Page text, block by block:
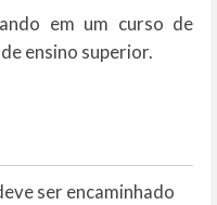
em um curso de
ensino superior.
ser encaminhado